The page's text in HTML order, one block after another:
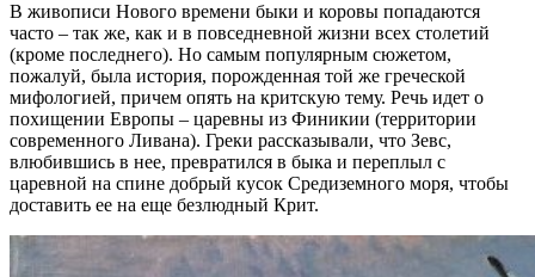
В живописи Нового времени быки и коровы попадаются
часто – так же, как и в повседневной жизни всех столетий
(кроме последнего). Но самым популярным сюжетом,
пожалуй, была история, порожденная той же греческой
мифологией, причем опять на критскую тему. Речь идет о
похищении Европы – царевны из Финикии (территории
современного Ливана). Греки рассказывали, что Зевс,
влюбившись в нее, превратился в быка и переплыл с
царевной на спине добрый кусок Средиземного моря, чтобы
доставить ее на еще безлюдный Крит.